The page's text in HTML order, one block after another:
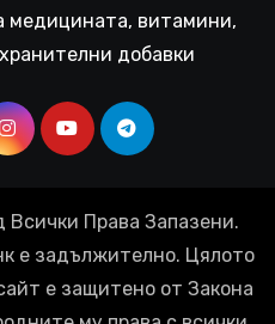
медицината, витамини,
добавки
Права Запазени.
е задължително. Цялото
е защитено от Закона